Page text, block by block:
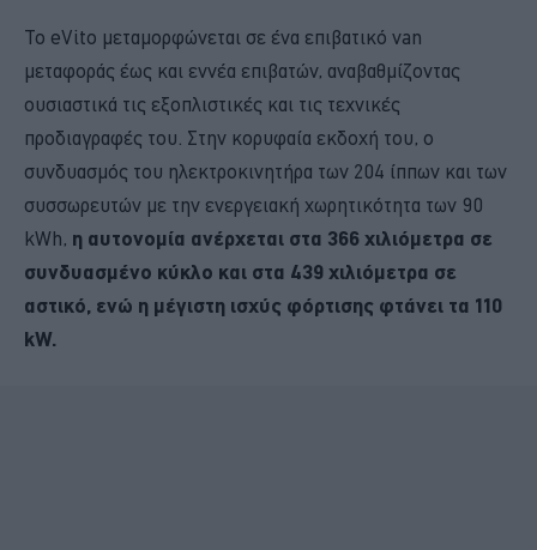
Το eVito μεταμορφώνεται σε ένα επιβατικό van
μεταφοράς έως και εννέα επιβατών, αναβαθμίζοντας
ουσιαστικά τις εξοπλιστικές και τις τεχνικές
προδιαγραφές του. Στην κορυφαία εκδοχή του, ο
συνδυασμός του ηλεκτροκινητήρα των 204 ίππων και των
συσσωρευτών με την ενεργειακή χωρητικότητα των 90
kWh, η αυτονομία ανέρχεται στα 366 χιλιόμετρα σε
συνδυασμένο κύκλο και στα 439 χιλιόμετρα σε
αστικό, ενώ η μέγιστη ισχύς φόρτισης φτάνει τα 110
kW.